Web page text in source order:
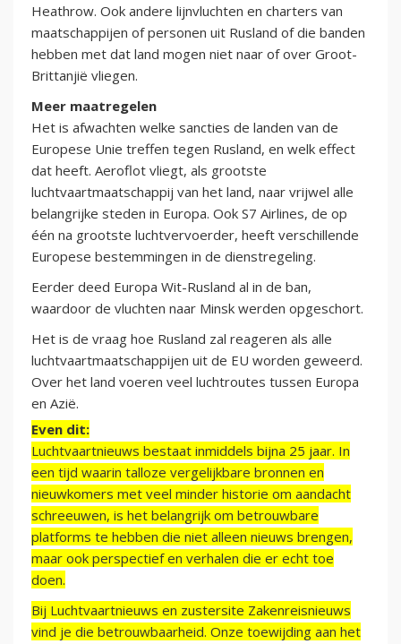
Heathrow. Ook andere lijnvluchten en charters van
maatschappijen of personen uit Rusland of die banden
hebben met dat land mogen niet naar of over Groot-
Brittanjië vliegen.
Meer maatregelen
Het is afwachten welke sancties de landen van de
Europese Unie treffen tegen Rusland, en welk effect
dat heeft. Aeroflot vliegt, als grootste
luchtvaartmaatschappij van het land, naar vrijwel alle
belangrijke steden in Europa. Ook S7 Airlines, de op
één na grootste luchtvervoerder, heeft verschillende
Europese bestemmingen in de dienstregeling.
Eerder deed Europa Wit-Rusland al in de ban,
waardoor de vluchten naar Minsk werden opgeschort.
Het is de vraag hoe Rusland zal reageren als alle
luchtvaartmaatschappijen uit de EU worden geweerd.
Over het land voeren veel luchtroutes tussen Europa
en Azië.
Even dit:
Luchtvaartnieuws bestaat inmiddels bijna 25 jaar. In
een tijd waarin talloze vergelijkbare bronnen en
nieuwkomers met veel minder historie om aandacht
schreeuwen, is het belangrijk om betrouwbare
platforms te hebben die niet alleen nieuws brengen,
maar ook perspectief en verhalen die er echt toe
doen.
Bij Luchtvaartnieuws en zustersite Zakenreisnieuws
vind je die betrouwbaarheid. Onze toewijding aan het